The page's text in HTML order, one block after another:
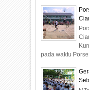
pada waktu